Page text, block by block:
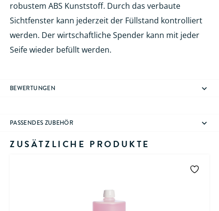
robustem ABS Kunststoff. Durch das verbaute
Sichtfenster kann jederzeit der Füllstand kontrolliert
werden. Der wirtschaftliche Spender kann mit jeder
Seife wieder befüllt werden.
BEWERTUNGEN
PASSENDES ZUBEHÖR
ZUSÄTZLICHE PRODUKTE